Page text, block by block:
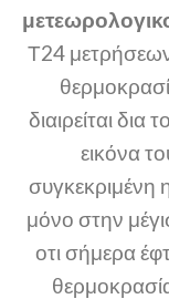
Τ24
διαιρείται
εικόνα
συγκεκριμένη
μόνο στην
οτι σήμερα